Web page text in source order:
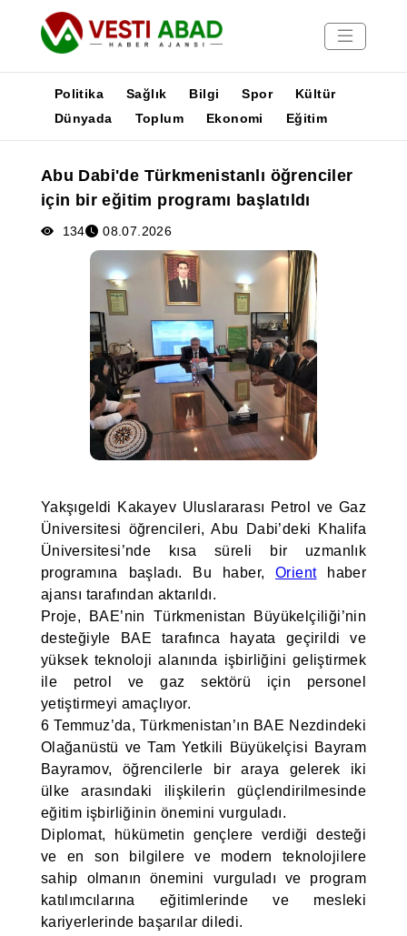
Yayınlar
Medya
Poster
Politika Sağlık Bilgi Spor
Kültür
Dünyada
Toplum Ekonomi Eğitim
Abu Dabi'de Türkmenistanlı öğrenciler
için bir eğitim programı başlatıldı
134 08.07.2026
Yakşıgeldi Kakayev Uluslararası Petrol ve Gaz
Üniversitesi öğrencileri, Abu Dabi’deki Khalifa
Üniversitesi’nde kısa süreli bir uzmanlık
programına başladı. Bu haber,Orienthaber
ajansı tarafından aktarıldı.
Proje, BAE’nin Türkmenistan Büyükelçiliği’nin
desteğiyle BAE tarafınca hayata geçirildi ve
yüksek teknoloji alanında işbirliğini geliştirmek
ile petrol ve gaz sektörü için personel
yetiştirmeyi amaçlıyor.
6 Temmuz’da, Türkmenistan’ın BAE Nezdindeki
Olağanüstü ve Tam Yetkili Büyükelçisi Bayram
Bayramov, öğrencilerle bir araya gelerek iki
ülke arasındaki ilişkilerin güçlendirilmesinde
eğitim işbirliğinin önemini vurguladı.
Diplomat, hükümetin gençlere verdiği desteği
ve en son bilgilere ve modern teknolojilere
sahip olmanın önemini vurguladı ve program
katılımcılarına eğitimlerinde ve mesleki
kariyerlerinde başarılar diledi.